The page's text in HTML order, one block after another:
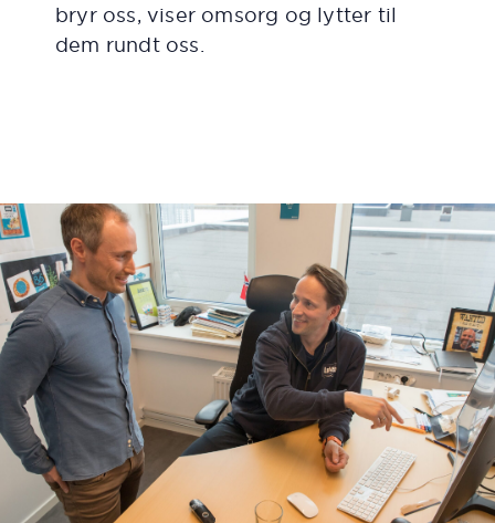
bryr oss, viser omsorg og lytter til
dem rundt oss.